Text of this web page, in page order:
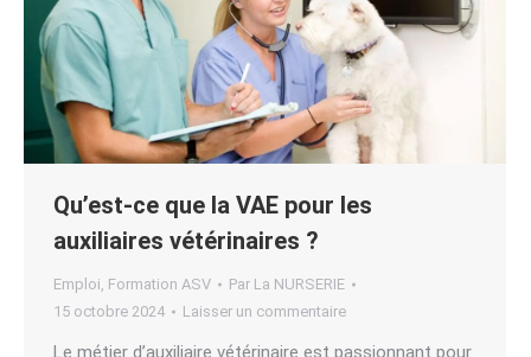
Qu’est-ce que la VAE pour les
auxiliaires vétérinaires ?
Emploi, Formation ASV Par La NURSERIE
15 octobre 2024
Laisser un commentaire
Le métier d’auxiliaire vétérinaire est passionnant pour